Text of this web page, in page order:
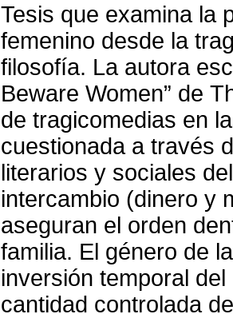
Tesis que examina la
femenino desde la
filosofía. La autora
Beware Women” de
de tragicomedias en las que
cuestionada a través
literarios y sociales
intercambio (dinero y
aseguran el orden
familia. El género de
inversión temporal
cantidad controlada